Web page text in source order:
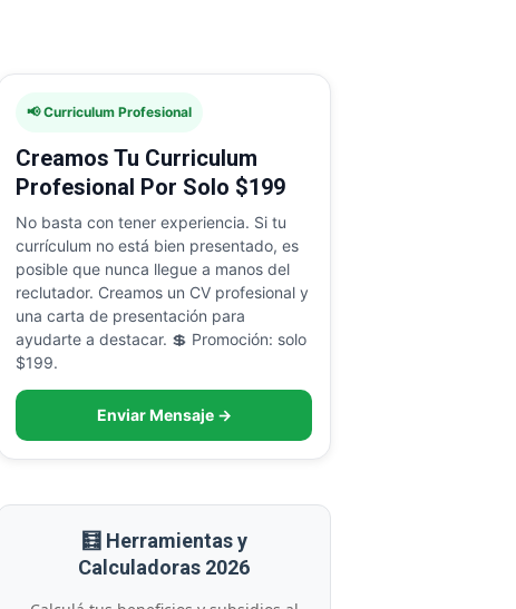
📢 Curriculum Profesional
Creamos Tu Curriculum
Profesional Por Solo $199
No basta con tener experiencia. Si tu
currículum no está bien presentado, es
posible que nunca llegue a manos del
reclutador. Creamos un CV profesional y
una carta de presentación para
ayudarte a destacar. 💲 Promoción: solo
$199.
Enviar Mensaje →
🧮 Herramientas y
Calculadoras 2026